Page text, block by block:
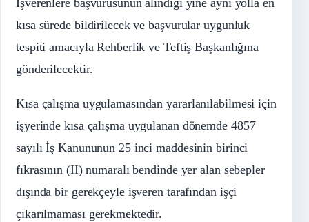
İşverenlere başvurusunun alındığı yine aynı yolla en
kısa sürede bildirilecek ve başvurular uygunluk
tespiti amacıyla Rehberlik ve Teftiş Başkanlığına
gönderilecektir.
Kısa çalışma uygulamasından yararlanılabilmesi için
işyerinde kısa çalışma uygulanan dönemde 4857
sayılı İş Kanununun 25 inci maddesinin birinci
fıkrasının (II) numaralı bendinde yer alan sebepler
dışında bir gerekçeyle işveren tarafından işçi
çıkarılmaması gerekmektedir.